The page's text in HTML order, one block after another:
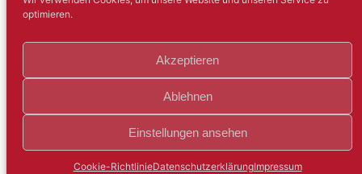
optimieren.
Akzeptieren
Ablehnen
Einstellungen ansehen
Cookie-RichtlinieDatenschutzerklärungImpressum
Kreuz-und-quer-Gespräch: Niemand
sagt gerne: Ich bin einsam
Gartenfest mit der IEG
Predigt von Judith Hambsch am
Innehalten und Beten
IEG sucht Pionier